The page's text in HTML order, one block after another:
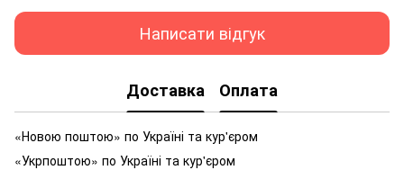
Написати відгук
Доставка Оплата
«Новою поштою» по Україні та кур'єром
«Укрпоштою» по Україні та кур'єром